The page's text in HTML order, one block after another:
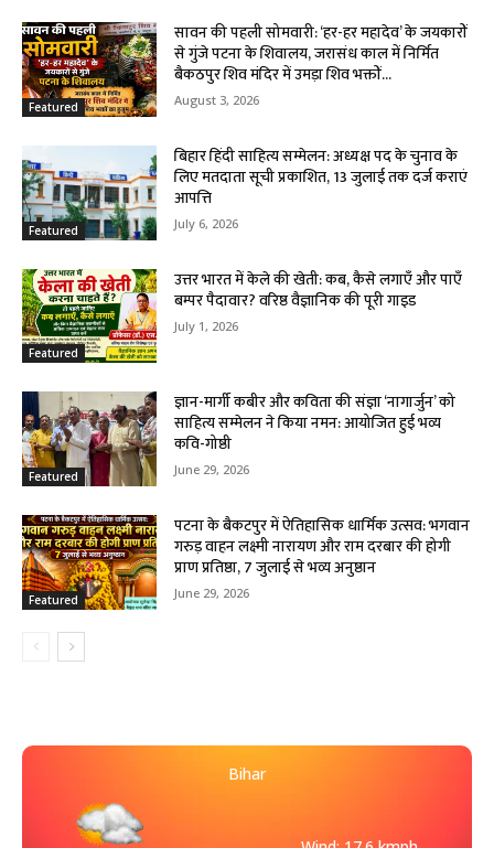
Featured
सावन की पहली सोमवारी: ‘हर-हर महादेव’ के जयकारों
से गुंजे पटना के शिवालय, जरासंध काल में निर्मित
बैकठपुर शिव मंदिर में उमड़ा शिव भक्तों...
August 3, 2026
Featured
बिहार हिंदी साहित्य सम्मेलन: अध्यक्ष पद के चुनाव के
लिए मतदाता सूची प्रकाशित, 13 जुलाई तक दर्ज कराएं
आपत्ति
July 6, 2026
Featured
उत्तर भारत में केले की खेती: कब, कैसे लगाएँ और पाएँ
बम्पर पैदावार? वरिष्ठ वैज्ञानिक की पूरी गाइड
July 1, 2026
Featured
ज्ञान-मार्गी कबीर और कविता की संज्ञा ‘नागार्जुन’ को
साहित्य सम्मेलन ने किया नमन: आयोजित हुई भव्य
कवि-गोष्ठी
June 29, 2026
Featured
पटना के बैकटपुर में ऐतिहासिक धार्मिक उत्सव: भगवान
गरुड़ वाहन लक्ष्मी नारायण और राम दरबार की होगी
प्राण प्रतिष्ठा, 7 जुलाई से भव्य अनुष्ठान
June 29, 2026
Bihar